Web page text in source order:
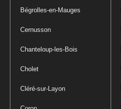
Bégrolles-en-Mauges
Cernusson
Chanteloup-les-Bois
Cholet
Cléré-sur-Layon